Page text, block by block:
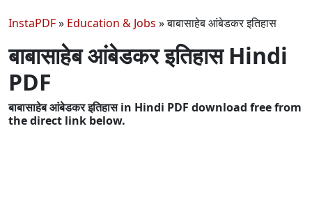
InstaPDF» Education & Jobs »बाबासाहेब आंबेडकर इतिहास
बाबासाहेब आंबेडकर इतिहास Hindi
PDF
बाबासाहेब आंबेडकर इतिहास in Hindi PDF download free from
the direct link below.